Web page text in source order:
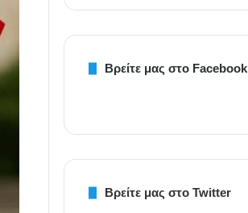
Βρείτε μας στο Facebook
Βρείτε μας στο Twitter